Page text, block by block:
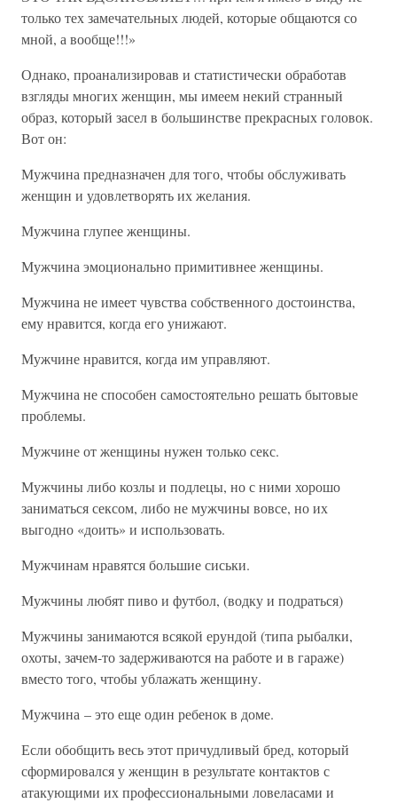
только тех замечательных людей, которые общаются со
мной, а вообще!!!»
Однако, проанализировав и статистически обработав
взгляды многих женщин, мы имеем некий странный
образ, который засел в большинстве прекрасных головок.
Вот он:
Мужчина предназначен для того, чтобы обслуживать
женщин и удовлетворять их желания.
Мужчина глупее женщины.
Мужчина эмоционально примитивнее женщины.
Мужчина не имеет чувства собственного достоинства,
ему нравится, когда его унижают.
Мужчине нравится, когда им управляют.
Мужчина не способен самостоятельно решать бытовые
проблемы.
Мужчине от женщины нужен только секс.
Мужчины либо козлы и подлецы, но с ними хорошо
заниматься сексом, либо не мужчины вовсе, но их
выгодно «доить» и использовать.
Мужчинам нравятся большие сиськи.
Мужчины любят пиво и футбол, (водку и подраться)
Мужчины занимаются всякой ерундой (типа рыбалки,
охоты, зачем-то задерживаются на работе и в гараже)
вместо того, чтобы ублажать женщину.
Мужчина – это еще один ребенок в доме.
Если обобщить весь этот причудливый бред, который
сформировался у женщин в результате контактов с
атакующими их профессиональными ловеласами и